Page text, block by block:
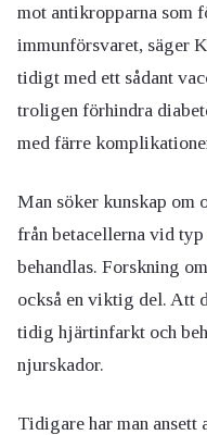
mot antikropparna som
immunförsvaret, säger
tidigt med ett sådant
troligen förhindra
med färre
Man söker kunskap
från betacellerna vid
behandlas. Forskning
också en viktig del. Att
tidig hjärtinfarkt och
njurskador.
Tidigare har man